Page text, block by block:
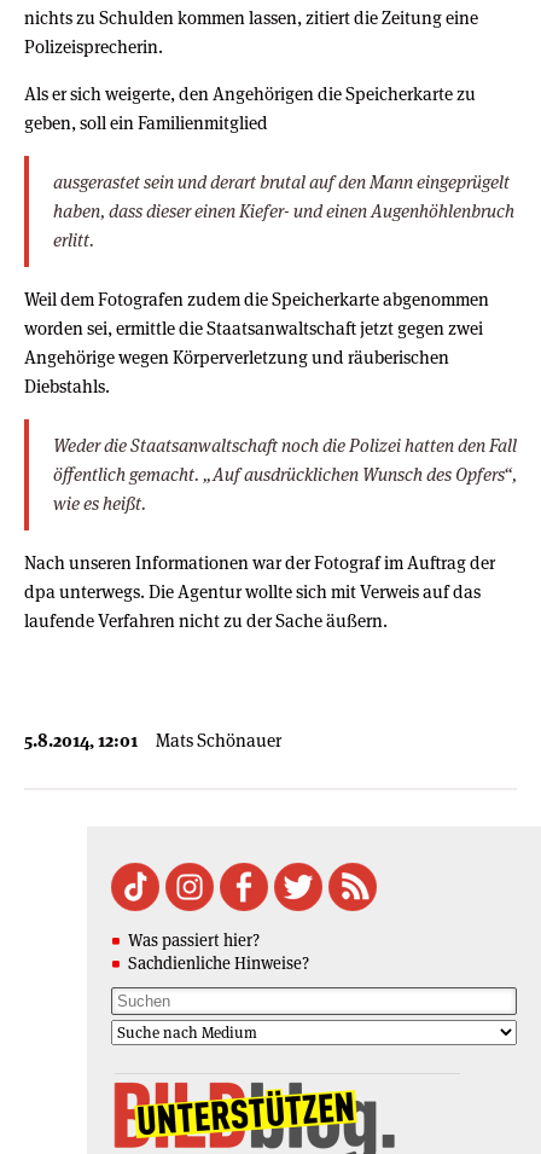
nichts zu Schulden kommen lassen, zitiert die Zeitung eine
Polizeisprecherin.
Als er sich weigerte, den Angehörigen die Speicherkarte zu
geben, soll ein Familienmitglied
ausgerastet sein und derart brutal auf den Mann eingeprügelt
haben, dass dieser einen Kiefer- und einen Augenhöhlenbruch
erlitt.
Weil dem Fotografen zudem die Speicherkarte abgenommen
worden sei, ermittle die Staatsanwaltschaft jetzt gegen zwei
Angehörige wegen Körperverletzung und räuberischen
Diebstahls.
Weder die Staatsanwaltschaft noch die Polizei hatten den Fall
öffentlich gemacht. „Auf ausdrücklichen Wunsch des Opfers“,
wie es heißt.
Nach unseren Informationen war der Fotograf im Auftrag der
dpa unterwegs. Die Agentur wollte sich mit Verweis auf das
laufende Verfahren nicht zu der Sache äußern.
5.8.2014, 12:01 Mats Schönauer
Was passiert hier?
Sachdienliche Hinweise?